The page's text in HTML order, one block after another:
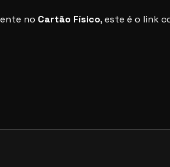
no Cartão Físico, este é o link